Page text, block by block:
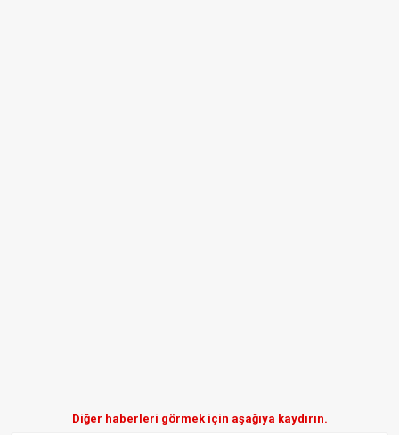
Diğer haberleri görmek için aşağıya kaydırın.